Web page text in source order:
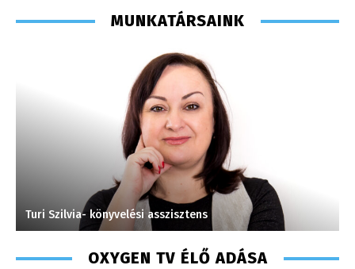
MUNKATÁRSAINK
Turi Szilvia- könyvelési asszisztens
OXYGEN TV ÉLŐ ADÁSA